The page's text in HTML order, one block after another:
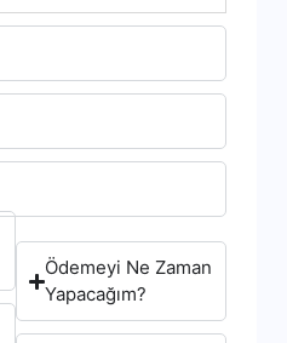
Ödemeyi Ne Zaman
Yapacağım?